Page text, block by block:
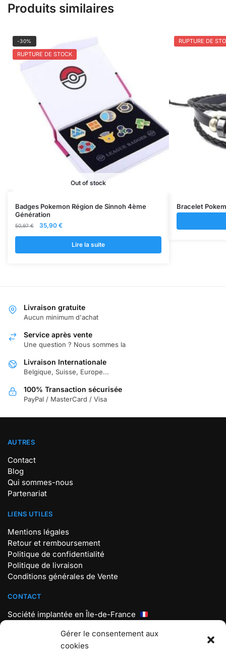
Gérer le consentement aux
cookies
Produits similaires
-30%
RUPTURE DE STOCK
Out of stock
Badges Pokemon Région de Sinnoh 4ème
Génération
50,97€
Le
était :
35,90 €Le
actuel
est :
Lire la suite
RUPTURE DE
Bracelet
Livraison gratuite
Aucun minimum d'achat
Service après vente
Une question ? Nous sommes la
Livraison Internationale
Belgique, Suisse, Europe...
100% Transaction sécurisée
PayPal / MasterCard / Visa
AUTRES
Contact
Blog
Qui sommes-nous
Partenariat
LIENS UTILES
Mentions légales
Retour et remboursement
Politique de confidentialité
Politique de livraison
Conditions générales de Vente
CONTACT
Société implantée en Île-de-France
Téléphone : +33 7 56 98 18 19
Lundi au vendredi : 9h30 – 17h30